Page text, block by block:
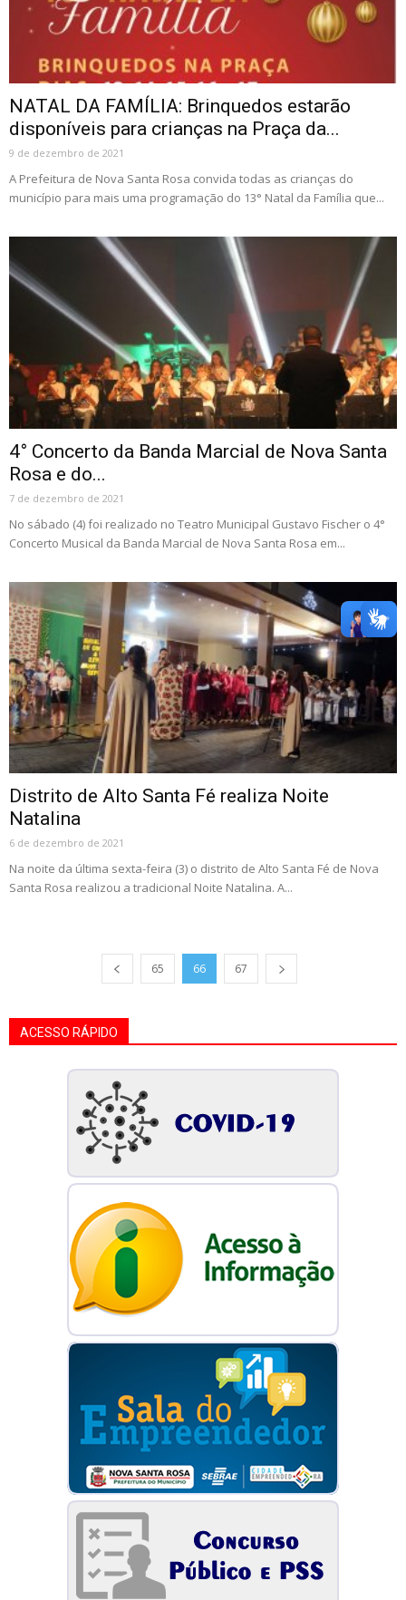
NATAL DA FAMÍLIA: Brinquedos estarão
disponíveis para crianças na Praça da...
9 de dezembro de 2021
A Prefeitura de Nova Santa Rosa convida todas as crianças do
município para mais uma programação do 13° Natal da Família que...
4° Concerto da Banda Marcial de Nova Santa
Rosa e do...
7 de dezembro de 2021
No sábado (4) foi realizado no Teatro Municipal Gustavo Fischer o 4°
Concerto Musical da Banda Marcial de Nova Santa Rosa em...
Distrito de Alto Santa Fé realiza Noite
Natalina
6 de dezembro de 2021
Na noite da última sexta-feira (3) o distrito de Alto Santa Fé de Nova
Santa Rosa realizou a tradicional Noite Natalina. A...
65 66 67
ACESSO RÁPIDO